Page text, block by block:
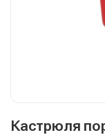
Кастрюля